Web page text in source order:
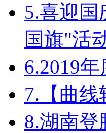
5.喜迎国
国旗"活
6.2019
7. 【曲
8.湖南登